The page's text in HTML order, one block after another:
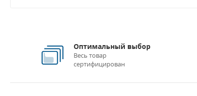
Оптимальный выбор
Весь товар
сертифицирован